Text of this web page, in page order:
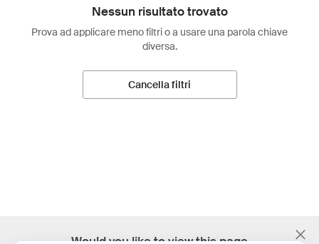
Nessun risultato trovato
Prova ad applicare meno filtri o a usare una parola chiave
diversa.
Cancella filtri